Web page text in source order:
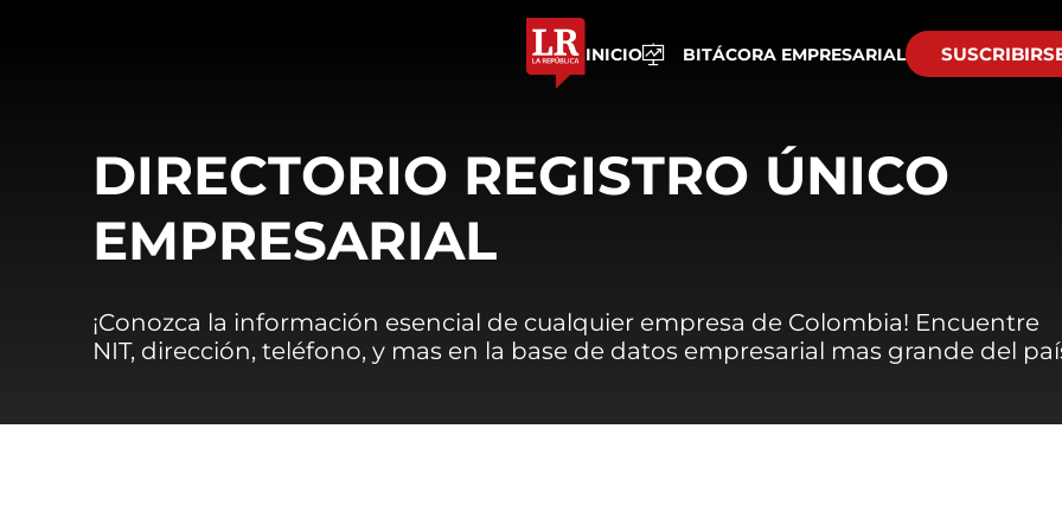
INICIO BITÁCORA EMPRESARIAL
DIRECTORIO REGISTRO ÚNICO
EMPRESARIAL
¡Conozca la información esencial de cualquier empresa de Colombia! Encuentre
NIT, dirección, teléfono, y mas en la base de datos empresarial mas grande del